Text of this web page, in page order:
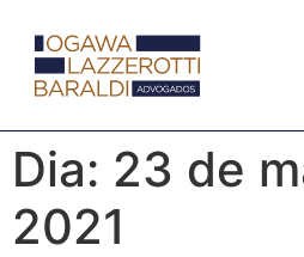
Dia: 23 de
2021